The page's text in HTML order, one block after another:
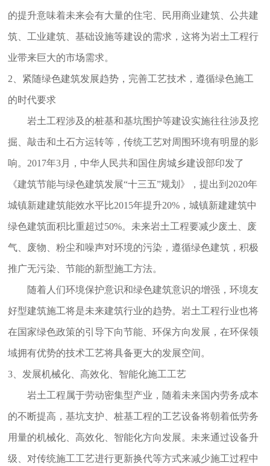
的提升意味着未来会有大量的住宅、民用商业建筑、公共建
筑、工业建筑、基础设施等建设的需求，这将为岩土工程行
业带来巨大的市场需求。
2、紧随绿色建筑发展趋势，完善工艺技术，遵循绿色施工
的时代要求
岩土工程涉及的桩基和基坑围护等建设实施往往涉及挖
掘、敲击和土石方运转等，传统工艺对周围环境有明显的影
响。2017年3月，中华人民共和国住房城乡建设部印发了
《建筑节能与绿色建筑发展“十三五”规划》，提出到2020年
城镇新建建筑能效水平比2015年提升20%，城镇新建建筑中
绿色建筑面积比重超过50%。未来岩土工程要减少废土、废
气、废物、粉尘和噪声对环境的污染，遵循绿色建筑，积极
推广无污染、节能的新型施工方法。
随着人们环境保护意识和绿色建筑意识的增强，环境友
好型建筑施工将是未来建筑行业的趋势。岩土工程行业也将
在国家绿色政策的引导下向节能、环保方向发展，在环保领
域拥有优势的技术工艺将具备更大的发展空间。
3、发展机械化、高效化、智能化施工工艺
岩土工程属于劳动密集型产业，随着未来国内劳务成本
的不断提高，基坑支护、桩基工程的工艺设备将朝着低劳务
用量的机械化、高效化、智能化方向发展。未来通过设备升
级、对传统施工工艺进行更新换代等方式来减少施工过程中